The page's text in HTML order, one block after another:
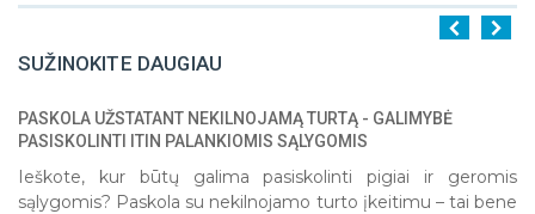
SUŽINOKITE DAUGIAU
1 2
PASKOLA UŽSTATANT NEKILNOJAMĄ TURTĄ - GALIMYBĖ
PASISKOLINTI ITIN PALANKIOMIS SĄLYGOMIS
Ieškote, kur būtų galima pasiskolinti pigiai ir geromis
sąlygomis? Paskola su nekilnojamo turto įkeitimu – tai bene